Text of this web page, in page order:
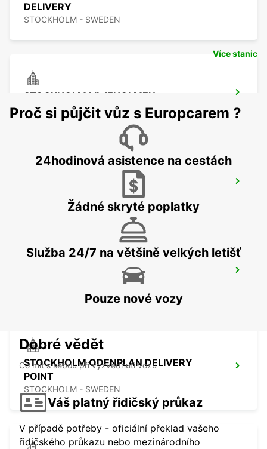
DELIVERY
STOCKHOLM - SWEDEN
STOCKHOLM LILJEHOLMEN
STOCKHOLM - SWEDEN
SEGELTORP - SWEDEN
STOCKHOLM ODENPLAN DELIVERY
POINT
STOCKHOLM - SWEDEN
Více stanic
Proč si půjčit vůz s Europcarem ?
24hodinová asistence na cestách
Žádné skryté poplatky
Služba 24/7 na většině velkých letišť
Pouze nové vozy
Dobré vědět
Co mít s sebou při vyzvednutí vozu
Váš platný řidičský průkaz
V případě potřeby - oficiální překlad vašeho
řidičského průkazu nebo mezinárodního